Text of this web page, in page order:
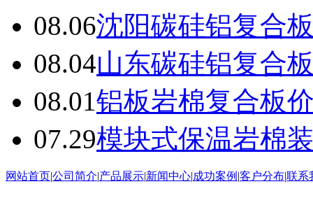
08.06沈阳碳硅铝复合
08.04山东碳硅铝复合
08.01铝板岩棉复合板
07.29模块式保温岩棉
网站首页|公司简介|产品展示|新闻中心|成功案例 |客户分布|联系